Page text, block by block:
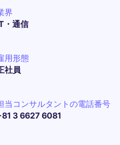
界
・通信
用形態
社員
当コンサルタントの電話番号
3 6627 6081